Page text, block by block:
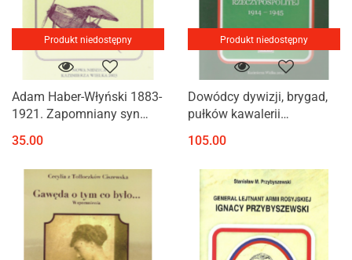
Produkt niedostępny
Adam Haber-Włyński 1883-
1921. Zapomniany syn
35.00
Produkt niedostępny
Dowódcy dywizji, brygad,
pułków kawalerii
1945
105.00